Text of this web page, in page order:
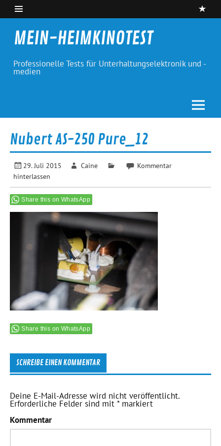
Skip
content
MEIN-HEIMKINOTEST
Professionelle Tests für Unterhaltungselektronik und -
medien
Nubert AS-250 Pure_12
29. Juli 2015 Caine
Kommentar
hinterlassen
Share this on WhatsApp
Share this on WhatsApp
SCHREIBE EINEN KOMMENTAR
Deine E-Mail-Adresse wird nicht veröffentlicht.
Erforderliche Felder sind mit*markiert
Kommentar